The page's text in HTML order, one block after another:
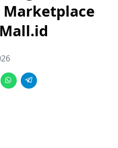
Marketplace